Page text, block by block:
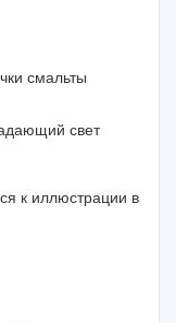
смальты
свет
к иллюстрации в